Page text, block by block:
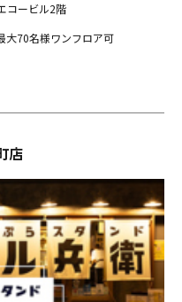
コービル2階
大70名様ワンフロア可
店